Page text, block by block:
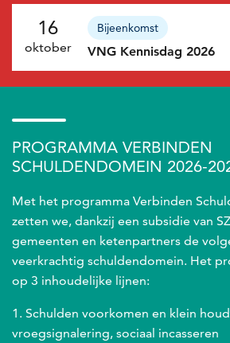
Bijeenkomst
VNG Kennisdag 2026
16
oktober
PROGRAMMA VERBINDEN
SCHULDENDOMEIN 2026-
Met het programma Verbinden
zetten we, dankzij een subsidie van
gemeenten en ketenpartners de
veerkrachtig schuldendomein. Het
op 3 inhoudelijke lijnen:
Schulden voorkomen en klein
vroegsignalering, sociaal incasseren